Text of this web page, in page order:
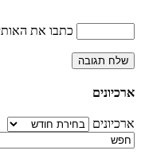
כתבו את
ארכיונים
ארכיונים